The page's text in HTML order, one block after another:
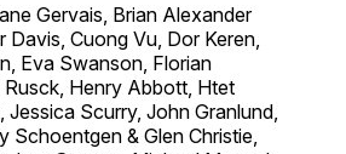
Gervais, Brian Alexander
Davis, Cuong Vu, Dor Keren,
Eva Swanson, Florian
Henry Abbott, Htet
Jessica Scurry, John Granlund,
Schoentgen & Glen Christie,